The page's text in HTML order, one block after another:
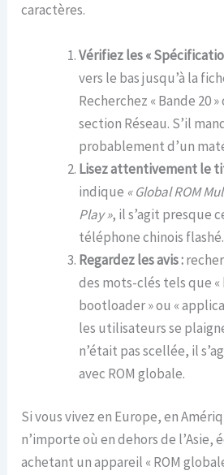
caractères.
Vérifiez les «
vers le bas jusqu’à la
Recherchez « Bande 20 »
section Réseau. S’il
probablement d’un
Lisez attentivement le
indique « Global ROM
Play », il s’agit presque
téléphone chinois flashé.
Regardez les avis :
des mots-clés tels que
bootloader » ou «
les utilisateurs se
n’était pas scellée, il
avec ROM globale.
Si vous vivez en Europe, en
n’importe où en dehors de l’Asie,
achetant un appareil « ROM